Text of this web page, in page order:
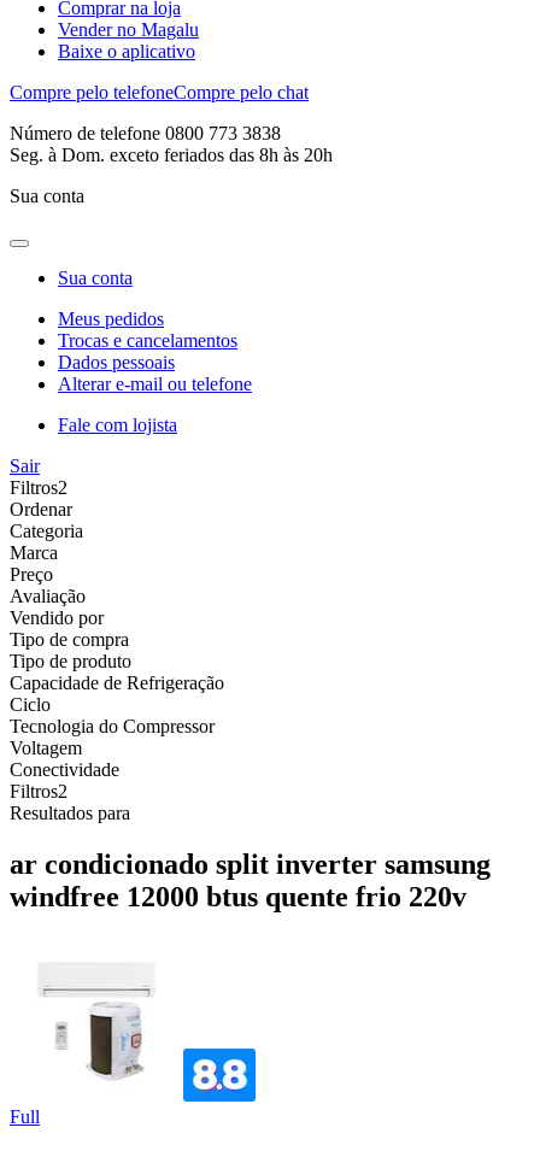
Comprar na loja
Vender no Magalu
Baixe o aplicativo
Compre pelo telefoneCompre pelo chat
Número de telefone 0800 773 3838
Seg. à Dom. exceto feriados das 8h às 20h
Sua conta
Sua conta
Meus pedidos
Trocas e cancelamentos
Dados pessoais
Alterar e-mail ou telefone
Fale com lojista
Sair
Filtros2
Ordenar
Categoria
Marca
Preço
Avaliação
Vendido por
Tipo de compra
Tipo de produto
Capacidade de Refrigeração
Ciclo
Tecnologia do Compressor
Voltagem
Conectividade
Filtros2
Resultados para
ar condicionado split inverter samsung
windfree 12000 btus quente frio 220v
Full